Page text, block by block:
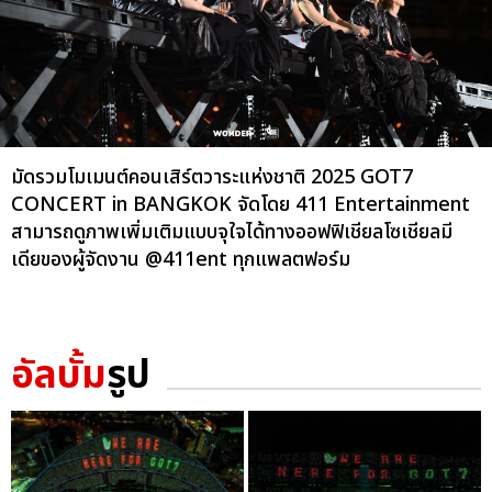
มัดรวมโมเมนต์คอนเสิร์ตวาระแห่งชาติ 2025 GOT7
CONCERT in BANGKOK จัดโดย 411 Entertainment
สามารถดูภาพเพิ่มเติมแบบจุใจได้ทางออฟฟิเชียลโซเชียลมี
เดียของผู้จัดงาน @411ent ทุกแพลตฟอร์ม
อัลบั้มรูป